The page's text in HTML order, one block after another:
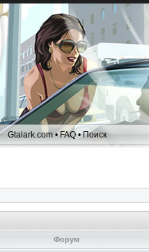
Gtalark.com •FAQ•Поиск
Форум